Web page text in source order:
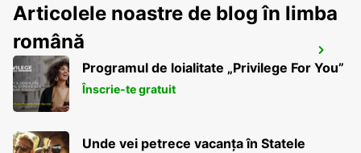
KIRCHBERG BURGDORF
KIRCHBERG - SWITZERLAND
Articolele noastre de blog în limba
română
Programul de loialitate „Privilege For You”
Înscrie-te gratuit
Unde vei petrece vacanța în Statele